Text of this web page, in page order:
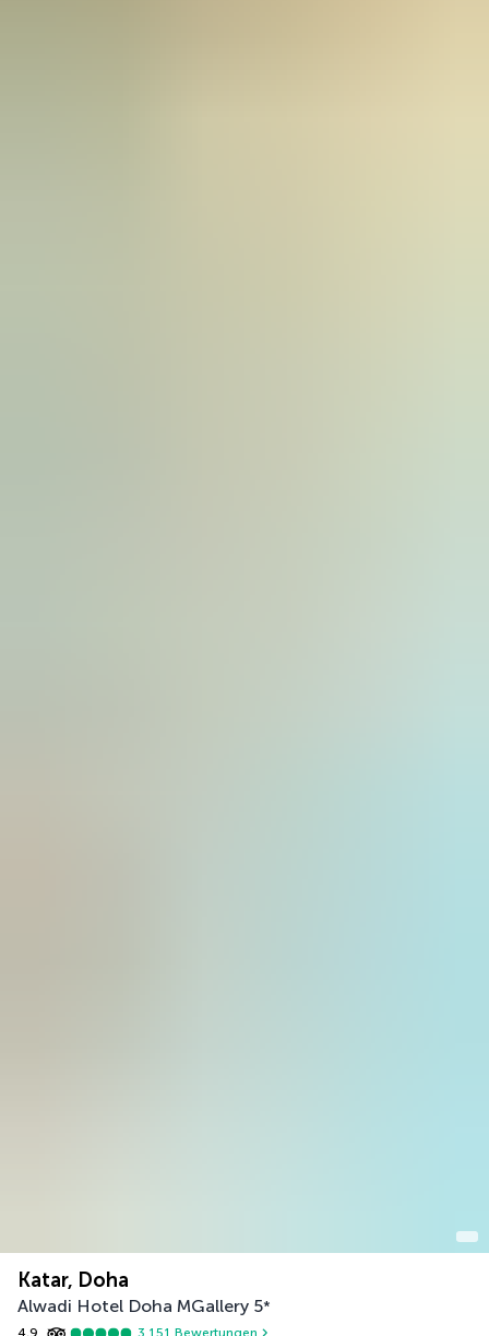
Katar, Doha
Alwadi Hotel Doha MGallery 5*
4,9 3.151 Bewertungen